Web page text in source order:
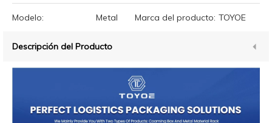
Modelo: Metal Marca del producto: TOYOE
Descripción del Producto